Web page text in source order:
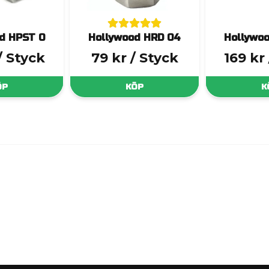
HPST 0
Styck
Hollywood HRD 04
79 kr / Styck
KÖP
169 kr